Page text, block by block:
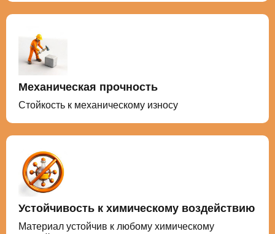
Механическая прочность
Стойкость к механическому износу
Устойчивость к химическому воздействию
Материал устойчив к любому химическому